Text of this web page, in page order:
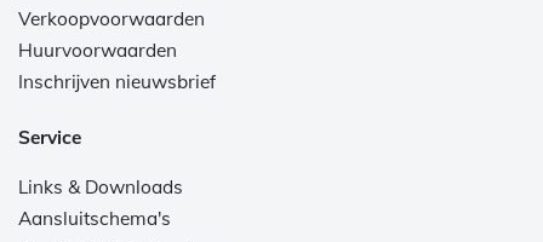
Verkoopvoorwaarden
Huurvoorwaarden
Inschrijven nieuwsbrief
Service
Links & Downloads
Aansluitschema's